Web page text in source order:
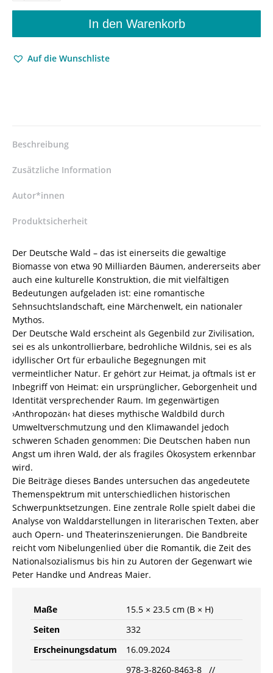
Zur
und
Byrnes
Tina-
Pusse
Hans-
Schmidt-
Hannisa
(Hrsg.),
Michaela
Schrage-
Früh
(Hrsg.)
–
ISBN
9783826084638
/
978-
3-
8260-
8463-
8
/
978-
3-
8260-
8463-
8
Menge
In den Warenkorb
Auf die Wunschliste
Beschreibung
Zusätzliche Information
Autor*innen
Produktsicherheit
Der Deutsche Wald – das ist einerseits die gewaltige
Biomasse von etwa 90 Milliarden Bäumen, andererseits aber
auch eine kulturelle Konstruktion, die mit vielfältigen
Bedeutungen aufgeladen ist: eine romantische
Sehnsuchtslandschaft, eine Märchenwelt, ein nationaler
Mythos.
Der Deutsche Wald erscheint als Gegenbild zur Zivilisation,
sei es als unkontrollierbare, bedrohliche Wildnis, sei es als
idyllischer Ort für erbauliche Begegnungen mit
vermeintlicher Natur. Er gehört zur Heimat, ja oftmals ist er
Inbegriff von Heimat: ein ursprünglicher, Geborgenheit und
Identität versprechender Raum. Im gegenwärtigen
›Anthropozän‹ hat dieses mythische Waldbild durch
Umweltverschmutzung und den Klimawandel jedoch
schweren Schaden genommen: Die Deutschen haben nun
Angst um ihren Wald, der als fragiles Ökosystem erkennbar
wird.
Die Beiträge dieses Bandes untersuchen das angedeutete
Themenspektrum mit unterschiedlichen historischen
Schwerpunktsetzungen. Eine zentrale Rolle spielt dabei die
Analyse von Walddarstellungen in literarischen Texten, aber
auch Opern- und Theaterinszenierungen. Die Bandbreite
reicht vom Nibelungenlied über die Romantik, die Zeit des
Nationalsozialismus bis hin zu Autoren der Gegenwart wie
Peter Handke und Andreas Maier.
Maße
15.5 × 23.5 cm (B × H)
Seiten
332
Erscheinungsdatum
16.09.2024
978-3-8260-8463-8 //